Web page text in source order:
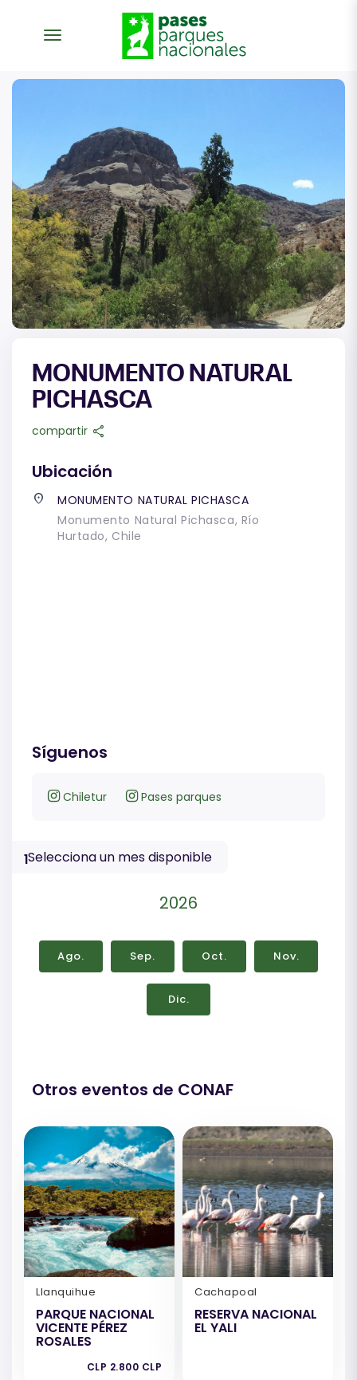
desplegar navegación
MONUMENTO NATURAL
PICHASCA
compartir share
Ubicación
place
MONUMENTO NATURAL PICHASCA
Monumento Natural Pichasca, Río
Hurtado, Chile
Síguenos
Chiletur Pases parques
Selecciona un mes disponible
1
2026
Ago. Sep. Oct. Nov.
Dic.
Otros eventos de CONAF
Llanquihue
PARQUE NACIONAL
VICENTE PÉREZ
ROSALES
CLP 2.800 CLP
Cachapoal
RESERVA NACIONAL
EL YALI